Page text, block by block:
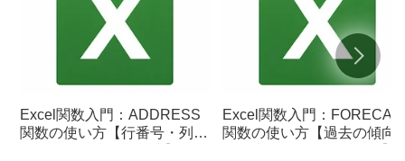
Excel関数入門：ADDRESS
関数の使い方【行番号・列番
Excel関数入門：
関数の使い方【過去の傾向